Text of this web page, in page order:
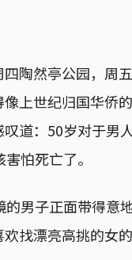
陶然亭公园，周
上世纪归国华侨
道：50岁对于男
怕死亡了。
男子正面带得意
找漂亮高挑的女